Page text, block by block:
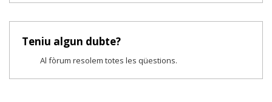
Teniu algun dubte?
Al fòrum resolem totes les qüestions.